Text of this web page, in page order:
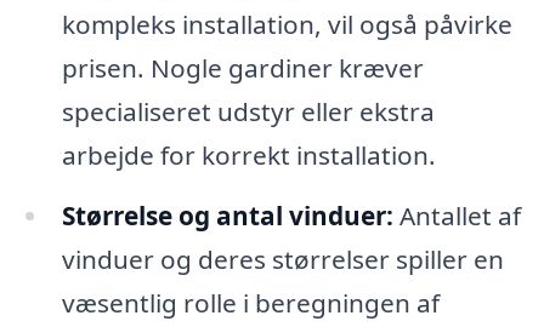
kompleks installation, vil også påvirke
prisen. Nogle gardiner kræver
specialiseret udstyr eller ekstra
arbejde for korrekt installation.
Størrelse og antal vinduer: Antallet af
vinduer og deres størrelser spiller en
væsentlig rolle i beregningen af